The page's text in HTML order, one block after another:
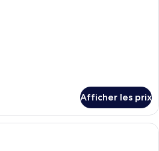
Afficher les prix
Une chambre d’hôtel comprenant